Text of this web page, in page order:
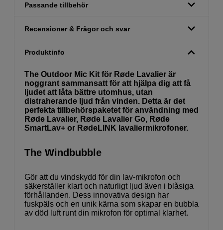
Passande tillbehör
Recensioner & Frågor och svar
Produktinfo
The Outdoor Mic Kit för Røde Lavalier är
noggrant sammansatt för att hjälpa dig att få
ljudet att låta bättre utomhus, utan
distraherande ljud från vinden. Detta är det
perfekta tillbehörspaketet för användning med
Røde Lavalier, Røde Lavalier Go, Røde
SmartLav+ or RødeLINK lavaliermikrofoner.
The Windbubble
Gör att du vindskydd för din lav-mikrofon och
säkerställer klart och naturligt ljud även i blåsiga
förhållanden. Dess innovativa design har
fuskpäls och en unik kärna som skapar en bubbla
av död luft runt din mikrofon för optimal klarhet.